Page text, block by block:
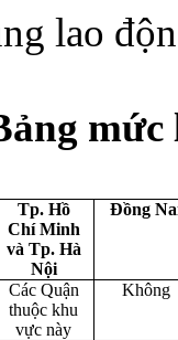
lao
mức
Tp. Hồ
Chí Minh
và Tp. Hà
Nội
Đồng
Các Quận
thuộc khu
vực này
Không